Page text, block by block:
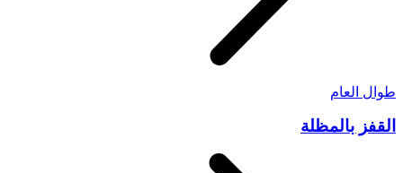
طوال العام
القفز بالمظلة